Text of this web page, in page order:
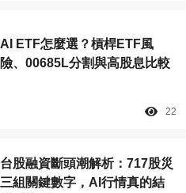
AI ETF怎麼選？槓桿ETF風
險、00685L分割與高股息比較
22
台股融資斷頭潮解析：717股災
三組關鍵數字，AI行情真的結